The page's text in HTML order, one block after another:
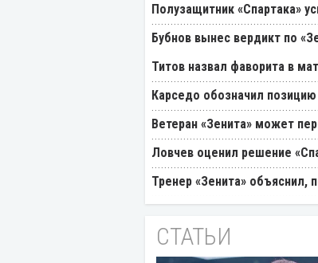
Полузащитник «Спартака»
Бубнов вынес вердикт по
Титов назвал фаворита в
Карседо обозначил
Ветеран «Зенита» может
Ловчев оценил решение
Тренер «Зенита» объяснил,
СТАТЬИ